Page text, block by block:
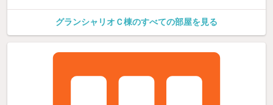
グランシャリオＣ棟のすべての部屋を見る